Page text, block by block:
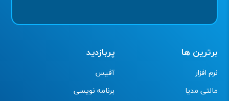
برترین ها
نرم افزار
مالتی مدیا
پربازدید
آفیس
برنامه نویسی